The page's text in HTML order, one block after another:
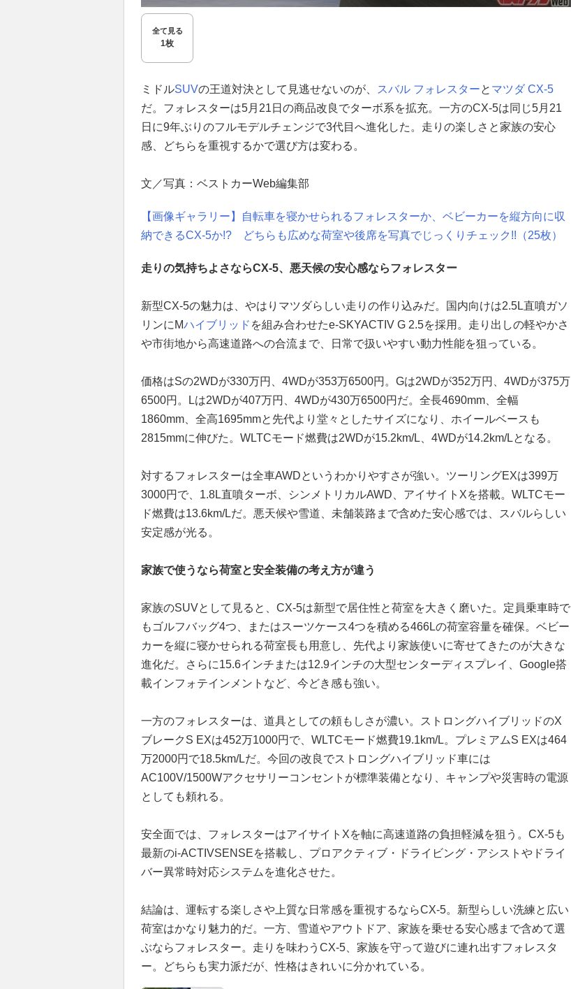
全て見る
1枚
ミドルSUVの王道対決として見逃せないのが、 スバル フォレスターと マツダ CX-5
だ。フォレスターは5月21日の商品改良でターボ系を拡充。一方のCX-5は同じ5月21
日に9年ぶりのフルモデルチェンジで3代目へ進化した。走りの楽しさと家族の安心
感、どちらを重視するかで選び方は変わる。
文／写真：ベストカーWeb編集部
【画像ギャラリー】自転車を寝かせられるフォレスターか、ベビーカーを縦方向に収
納できるCX-5か!? どちらも広めな荷室や後席を写真でじっくりチェック!!（25枚）
走りの気持ちよさならCX-5、悪天候の安心感ならフォレスター
新型CX-5の魅力は、やはりマツダらしい走りの作り込みだ。国内向けは2.5L直噴ガソ
リンにMハイブリッド を組み合わせたe-SKYACTIV G 2.5を採用。走り出しの軽やかさ
や市街地から高速道路への合流まで、日常で扱いやすい動力性能を狙っている。
価格はSの2WDが330万円、4WDが353万6500円。Gは2WDが352万円、4WDが375万
6500円。Lは2WDが407万円、4WDが430万6500円だ。全長4690mm、全幅
1860mm、全高1695mmと先代より堂々としたサイズになり、ホイールベースも
2815mmに伸びた。WLTCモード燃費は2WDが15.2km/L、4WDが14.2km/Lとなる。
対するフォレスターは全車AWDというわかりやすさが強い。ツーリングEXは399万
3000円で、1.8L直噴ターボ、シンメトリカルAWD、アイサイトXを搭載。WLTCモー
ド燃費は13.6km/Lだ。悪天候や雪道、未舗装路まで含めた安心感では、スバルらしい
安定感が光る。
家族で使うなら荷室と安全装備の考え方が違う
家族のSUVとして見ると、CX-5は新型で居住性と荷室を大きく磨いた。定員乗車時で
もゴルフバッグ4つ、またはスーツケース4つを積める466Lの荷室容量を確保。ベビー
カーを縦に寝かせられる荷室長も用意し、先代より家族使いに寄せてきたのが大きな
進化だ。さらに15.6インチまたは12.9インチの大型センターディスプレイ、Google搭
載インフォテインメントなど、今どき感も強い。
一方のフォレスターは、道具としての頼もしさが濃い。ストロングハイブリッドのX
ブレークS EXは452万1000円で、WLTCモード燃費19.1km/L。プレミアムS EXは464
万2000円で18.5km/Lだ。今回の改良でストロングハイブリッド車には
AC100V/1500Wアクセサリーコンセントが標準装備となり、キャンプや災害時の電源
としても頼れる。
安全面では、フォレスターはアイサイトXを軸に高速道路の負担軽減を狙う。CX-5も
最新のi-ACTIVSENSEを搭載し、プロアクティブ・ドライビング・アシストやドライ
バー異常時対応システムを進化させた。
結論は、運転する楽しさや上質な日常感を重視するならCX-5。新型らしい洗練と広い
荷室はかなり魅力的だ。一方、雪道やアウトドア、家族を乗せる安心感まで含めて選
ぶならフォレスター。走りを味わうCX-5、家族を守って遊びに連れ出すフォレスタ
ー。どちらも実力派だが、性格はきれいに分かれている。